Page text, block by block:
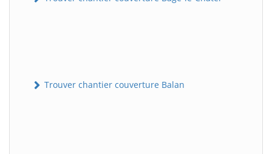
Trouver chantier couverture Balan